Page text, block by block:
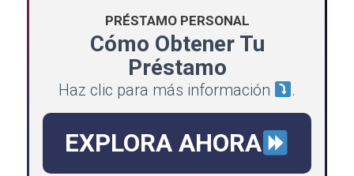
PRÉSTAMO PERSONAL
Cómo Obtener Tu
Préstamo
Haz clic para más información .
EXPLORA AHORA